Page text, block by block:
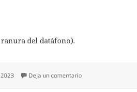
ranura del datáfono).
Deja un comentarioen TENGO QUE